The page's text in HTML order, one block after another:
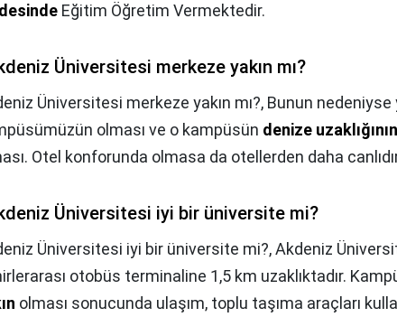
Eğitim Öğretim Vermektedir.
Üniversitesi merkeze yakın mı?
Üniversitesi merkeze yakın mı?, Bunun
olması ve o kampüsün denize
Otel konforunda olmasa da otellerden daha
Üniversitesi iyi bir üniversite mi?
Üniversitesi iyi bir üniversite mi?,Akdeniz
otobüs terminaline 1,5 km uzaklıktadır.
olması sonucunda ulaşım, toplu taşıma araçları